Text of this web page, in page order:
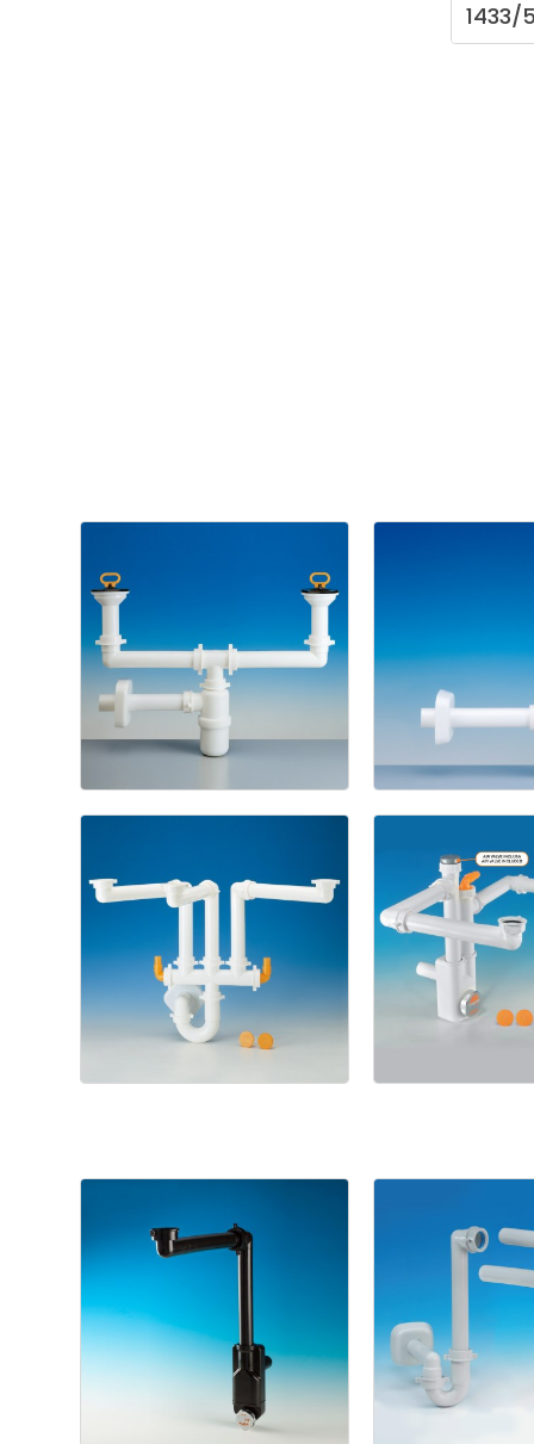
1433/5
1211
BagnoNT
Spazio